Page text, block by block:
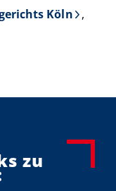
Köln
,
zu